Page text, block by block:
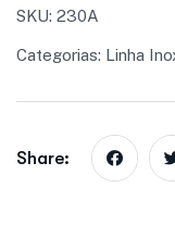
SKU: 230A
Categorias: Linha
Share: